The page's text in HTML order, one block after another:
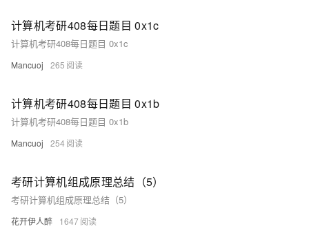
计算机考研408每日题目 0x1c
计算机考研408每日题目 0x1c
Mancuoj 265
计算机考研408每日题目 0x1b
计算机考研408每日题目 0x1b
Mancuoj 254
考研计算机组成原理总结（5）
考研计算机组成原理总结（5）
花开伊人醉 1647